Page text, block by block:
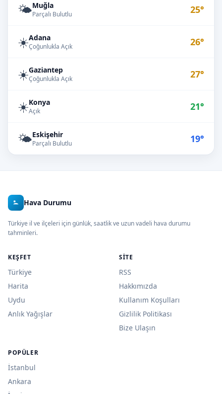
🌤️Muğla
Parçalı Bulutlu 25°
☀️Adana
Çoğunlukla Açık 26°
☀️Gaziantep
Çoğunlukla Açık 27°
☀️Konya
Açık 21°
🌤️Eskişehir
Parçalı Bulutlu 19°
Hava Durumu
Türkiye il ve ilçeleri için günlük, saatlik ve uzun vadeli hava durumu
tahminleri.
KEŞFET
Türkiye
Harita
Uydu
Anlık Yağışlar
SITE
RSS
Hakkımızda
Kullanım Koşulları
Gizlilik Politikası
Bize Ulaşın
POPÜLER
İstanbul
Ankara